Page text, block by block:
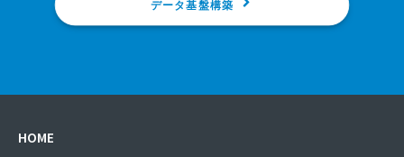
データ基盤構築
HOME